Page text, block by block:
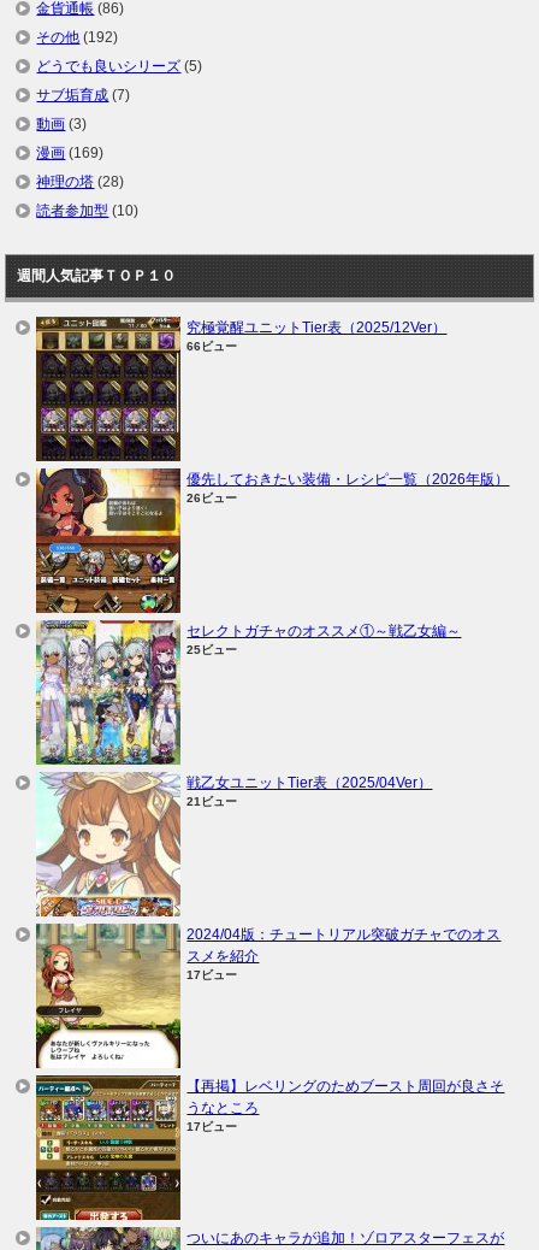
金貨通帳 (86)
その他 (192)
どうでも良いシリーズ (5)
サブ垢育成 (7)
動画 (3)
漫画 (169)
神理の塔 (28)
読者参加型 (10)
週間人気記事ＴＯＰ１０
究極覚醒ユニットTier表（2025/12Ver）
66ビュー
優先しておきたい装備・レシピ一覧（2026年版）
26ビュー
セレクトガチャのオススメ①～戦乙女編～
25ビュー
戦乙女ユニットTier表（2025/04Ver）
21ビュー
2024/04版：チュートリアル突破ガチャでのオス
スメを紹介
17ビュー
【再掲】レベリングのためブースト周回が良さそ
うなところ
17ビュー
ついにあのキャラが追加！ゾロアスターフェスが